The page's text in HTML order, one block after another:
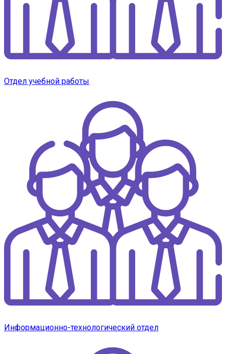
Отдел учебной работы
Информационно-технологический отдел